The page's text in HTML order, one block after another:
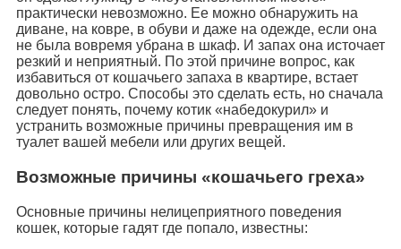
практически невозможно. Ее можно обнаружить на
диване, на ковре, в обуви и даже на одежде, если она
не была вовремя убрана в шкаф. И запах она источает
резкий и неприятный. По этой причине вопрос, как
избавиться от кошачьего запаха в квартире, встает
довольно остро. Способы это сделать есть, но сначала
следует понять, почему котик «набедокурил» и
устранить возможные причины превращения им в
туалет вашей мебели или других вещей.
Возможные причины «кошачьего греха»
Основные причины нелицеприятного поведения
кошек, которые гадят где попало, известны: